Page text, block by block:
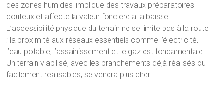
des zones humides, implique des travaux préparatoires
coûteux et affecte la valeur foncière à la baisse.
L’accessibilité physique du terrain ne se limite pas à la route
; la proximité aux réseaux essentiels comme l’électricité,
l’eau potable, l’assainissement et le gaz est fondamentale.
Un terrain viabilisé, avec les branchements déjà réalisés ou
facilement réalisables, se vendra plus cher.